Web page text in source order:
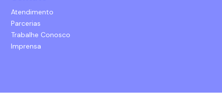
Atendimento
Parcerias
Trabalhe Conosco
Imprensa